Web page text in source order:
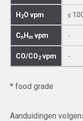
H 2O vpm
Cn H m vpm
CO/CO2 vpm
≤
-
-
* food grade
Aanduidingen